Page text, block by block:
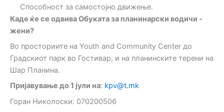
Способност за самостојно движење.
Каде ќе се одвива Обуката за планинарски водичи -
жени?
Во просториите на Youth and Community Center до
Градскиот парк во Гостивар, и на планинските терени на
Шар Планина.
Пријавување до 1 јули на: kpv@t.mk
Горан Николоски: 070200506